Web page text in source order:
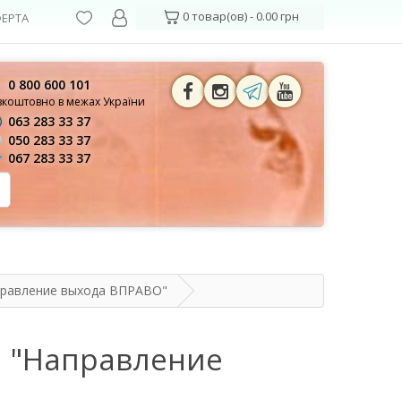
0 товар(ов) - 0.00 грн
0 800 600 101
в межах України
063 283 33 37
050 283 33 37
067 283 33 37
выхода ВПРАВО"
"Направление